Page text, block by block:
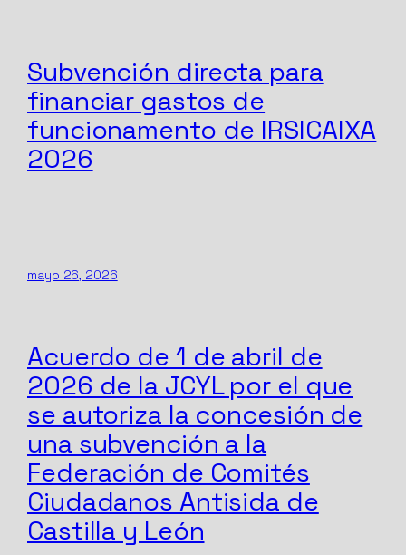
Subvención directa para
financiar gastos de
funcionamento de IRSICAIXA
2026
mayo 26, 2026
Acuerdo de 1 de abril de
2026 de la JCYL por el que
se autoriza la concesión de
una subvención a la
Federación de Comités
Ciudadanos Antisida de
Castilla y León